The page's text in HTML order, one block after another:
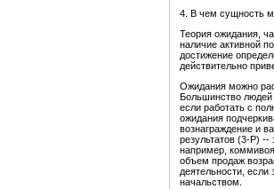
4. В чем сущность
Теория ожидания,
наличие активной
достижение
действительно
Ожидания можно
Большинство людей
если работать с
ожидания
вознаграждение и
результатов (3-Р)
например,
объем продаж
деятельности,
начальством.